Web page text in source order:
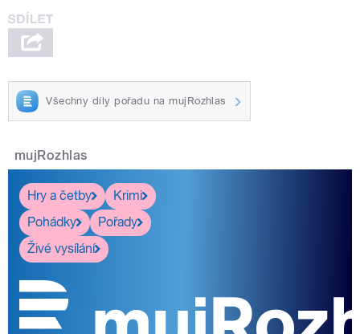
Všechny díly pořadu na mujRozhlas
mujRozhlas
Hry a četby
Krimi
Pohádky
Pořady
Živé vysílání